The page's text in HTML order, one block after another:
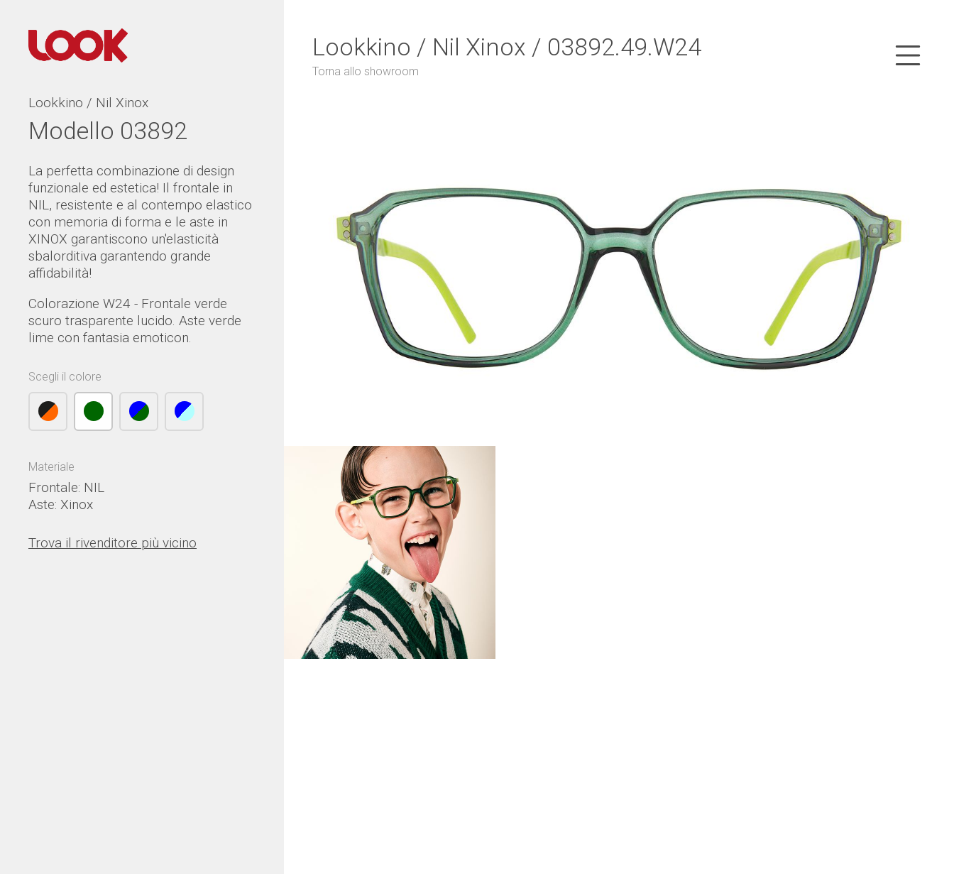
Lookkino / Nil Xinox
Modello 03892
La perfetta combinazione di design
funzionale ed estetica! Il frontale in
NIL, resistente e al contempo elastico
con memoria di forma e le aste in
XINOX garantiscono un'elasticità
sbalorditiva garantendo grande
affidabilità!
Colorazione W24 - Frontale verde
scuro trasparente lucido. Aste verde
lime con fantasia emoticon.
Scegli il colore
Materiale
Frontale: NIL
Aste: Xinox
Trova il rivenditore più vicino
Lookkino / Nil Xinox / 03892.49.W24
Torna allo showroom